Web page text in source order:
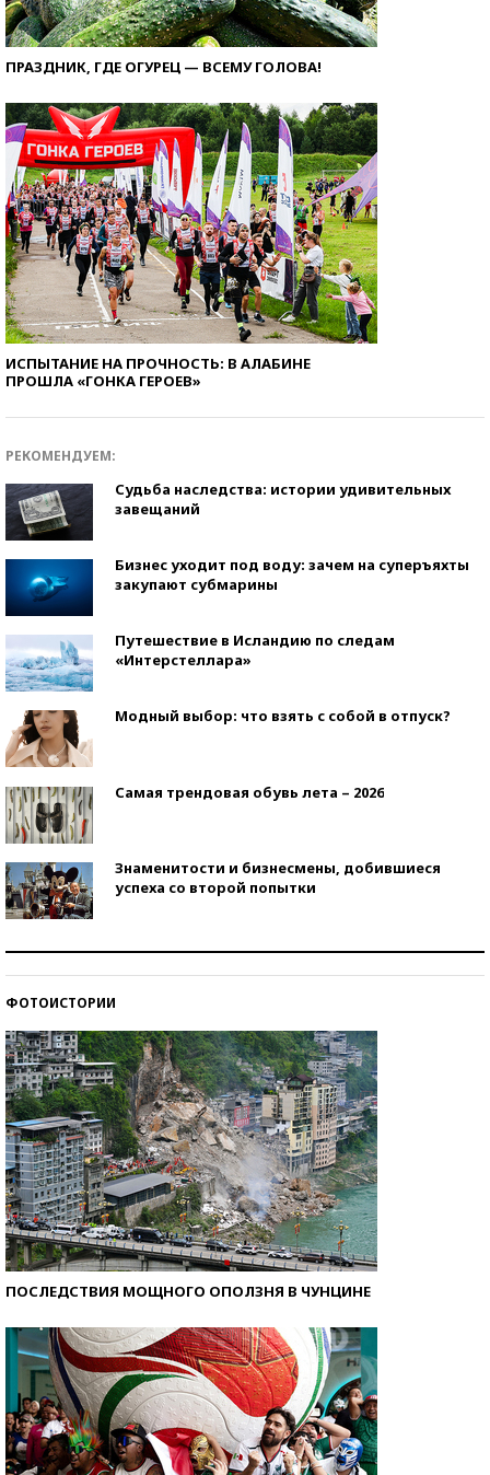
ПРАЗДНИК, ГДЕ ОГУРЕЦ — ВСЕМУ ГОЛОВА!
ИСПЫТАНИЕ НА ПРОЧНОСТЬ: В АЛАБИНЕ
ПРОШЛА «ГОНКА ГЕРОЕВ»
РЕКОМЕНДУЕМ:
Судьба наследства: истории удивительных
завещаний
Бизнес уходит под воду: зачем на суперъяхты
закупают субмарины
Путешествие в Исландию по следам
«Интерстеллара»
Модный выбор: что взять с собой в отпуск?
Самая трендовая обувь лета – 2026
Знаменитости и бизнесмены, добившиеся
успеха со второй попытки
ФОТОИСТОРИИ
ПОСЛЕДСТВИЯ МОЩНОГО ОПОЛЗНЯ В ЧУНЦИНЕ